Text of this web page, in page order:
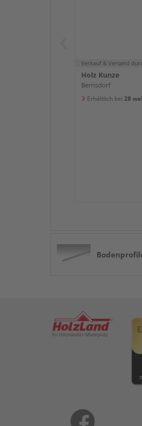
Verkauf & Versand
Holz Kunze
Bernsdorf
Erhältlich bei 28